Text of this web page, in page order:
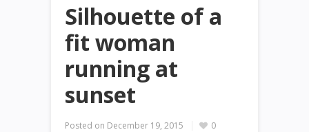
Silhouette of a
fit woman
running at
sunset
Posted on December 19, 2015 0